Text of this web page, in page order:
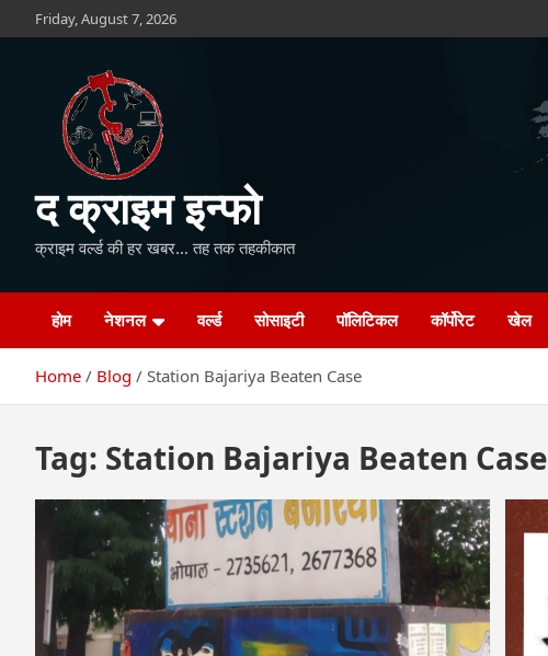
to
Friday, August 7, 2026
द क्राइम इन्फो
क्राइम वर्ल्ड की हर खबर… तह तक तहकीकात
होम नेशनल वर्ल्ड सोसाइटी पॉलिटिकल कॉर्पोरेट खेल
Home Blog Station Bajariya Beaten Case
Tag: Station Bajariya Beaten Case